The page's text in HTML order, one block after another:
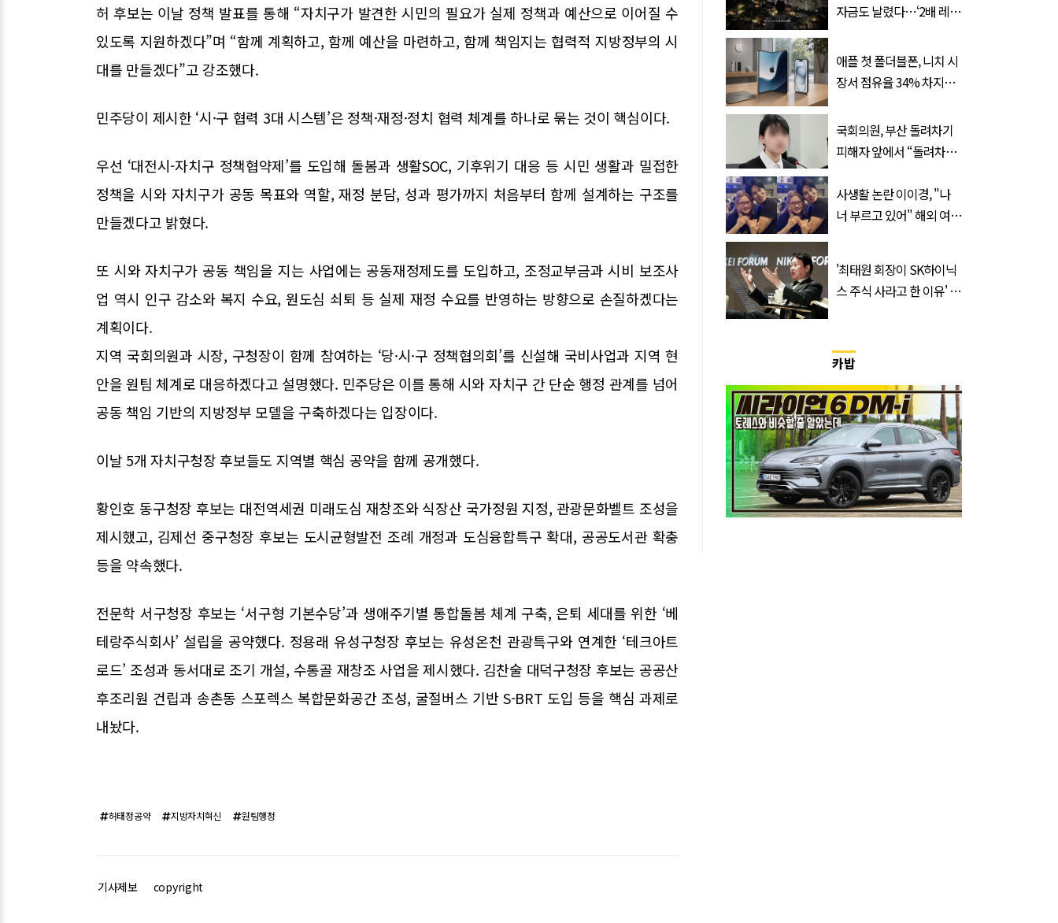
허 후보는 이날 정책 발표를 통해 “자치구가 발견한 시민의 필요가 실제 정책과 예산으로 이어질 수
있도록 지원하겠다”며 “함께 계획하고, 함께 예산을 마련하고, 함께 책임지는 협력적 지방정부의 시
대를 만들겠다”고 강조했다.
민주당이 제시한 ‘시·구 협력 3대 시스템’은 정책·재정·정치 협력 체계를 하나로 묶는 것이 핵심이다.
우선 ‘대전시-자치구 정책협약제’를 도입해 돌봄과 생활SOC, 기후위기 대응 등 시민 생활과 밀접한
정책을 시와 자치구가 공동 목표와 역할, 재정 분담, 성과 평가까지 처음부터 함께 설계하는 구조를
만들겠다고 밝혔다.
또 시와 자치구가 공동 책임을 지는 사업에는 공동재정제도를 도입하고, 조정교부금과 시비 보조사
업 역시 인구 감소와 복지 수요, 원도심 쇠퇴 등 실제 재정 수요를 반영하는 방향으로 손질하겠다는
계획이다.
지역 국회의원과 시장, 구청장이 함께 참여하는 ‘당·시·구 정책협의회’를 신설해 국비사업과 지역 현
안을 원팀 체계로 대응하겠다고 설명했다. 민주당은 이를 통해 시와 자치구 간 단순 행정 관계를 넘어
공동 책임 기반의 지방정부 모델을 구축하겠다는 입장이다.
이날 5개 자치구청장 후보들도 지역별 핵심 공약을 함께 공개했다.
황인호 동구청장 후보는 대전역세권 미래도심 재창조와 식장산 국가정원 지정, 관광문화벨트 조성을
제시했고, 김제선 중구청장 후보는 도시균형발전 조례 개정과 도심융합특구 확대, 공공도서관 확충
등을 약속했다.
전문학 서구청장 후보는 ‘서구형 기본수당’과 생애주기별 통합돌봄 체계 구축, 은퇴 세대를 위한 ‘베
테랑주식회사’ 설립을 공약했다. 정용래 유성구청장 후보는 유성온천 관광특구와 연계한 ‘테크아트
로드’ 조성과 동서대로 조기 개설, 수통골 재창조 사업을 제시했다. 김찬술 대덕구청장 후보는 공공산
후조리원 건립과 송촌동 스포렉스 복합문화공간 조성, 굴절버스 기반 S-BRT 도입 등을 핵심 과제로
내놨다.
허태정공약 지방자치혁신 원팀행정
기사제보 copyright
자금도 날렸다…‘2배 레버
애플 첫 폴더블폰, 니치 시
장서 점유율 34% 차지할
국회의원, 부산 돌려차기
피해자 앞에서 “돌려차기
사생활 논란 이이경, "나
너 부르고 있어" 해외 여배
'최태원 회장이 SK하이닉
스 주식 사라고 한 이유' 글
카밥